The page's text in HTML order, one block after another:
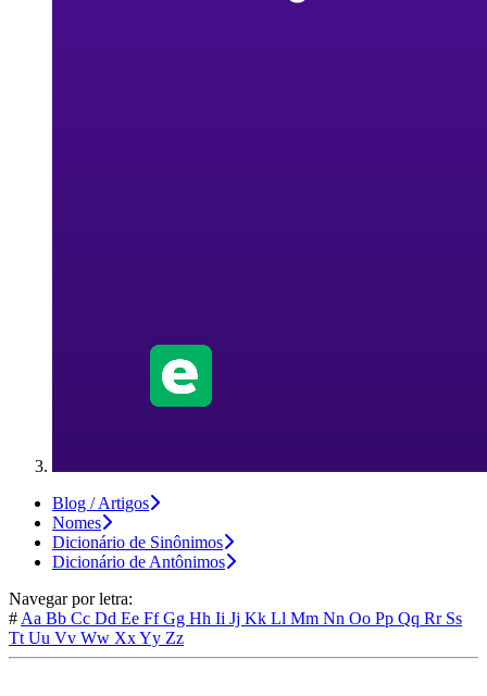
Blog / Artigos
Nomes
Dicionário de Sinônimos
Dicionário de Antônimos
Navegar por letra:
# Aa Bb Cc Dd Ee FfGg Hh Ii Jj Kk Ll Mm Nn Oo Pp Qq Rr Ss
Tt Uu Vv Ww XxYy Zz